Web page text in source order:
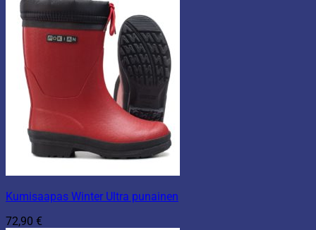
Kumisaapas Winter Ultra punainen
72,90 €